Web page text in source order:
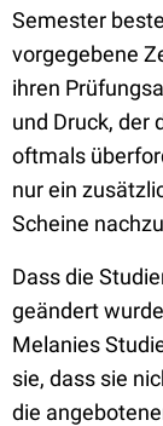
Semester
vorgegebene
ihren
und Druck, der
oftmals
nur ein
Scheine
Dass die
geändert
Melanies
sie, dass sie
die